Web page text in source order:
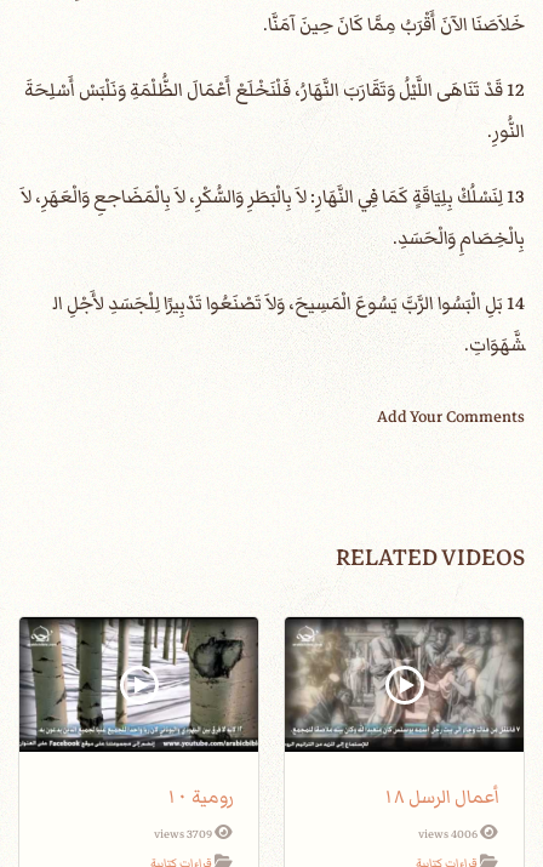
خَلاَصَنَا الآنَ أَقْرَبُ مِمَّا كَانَ حِينَ آمَنَّا.
12 قَدْ تَنَاهَى اللَّيْلُ وَتَقَارَبَ النَّهَارُ، فَلْنَخْلَعْ أَعْمَالَ الظُّلْمَةِ وَنَلْبَسْ أَسْلِحَةَ
النُّورِ.
13 لِنَسْلُكْ بِلِيَاقَةٍ كَمَا فِي النَّهَارِ: لاَ بِالْبَطَرِ وَالسُّكْرِ، لاَ بِالْمَضَاجعِ وَالْعَهَرِ، لاَ
بِالْخِصَامِ وَالْحَسَدِ.
14 بَلِ الْبَسُوا الرَّبَّ يَسُوعَ الْمَسِيحَ، وَلاَ تَصْنَعُوا تَدْبِيرًا لِلْجَسَدِ لأَجْلِ ال
شَّهَوَاتِ.
Add Your Comments
RELATED VIDEOS
أعمال الرسل ١٨
4006 views
رومية ١٠
3709 views